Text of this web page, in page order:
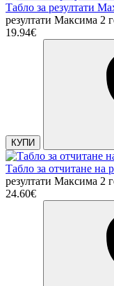
Табло за резултати
резултати Максима 2
19.94€
КУПИ
Табло за отчитане на
резултати Максима 2
24.60€